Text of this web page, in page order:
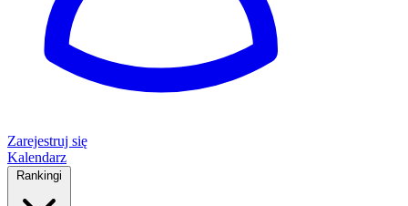
Zarejestruj się
Kalendarz
Rankingi